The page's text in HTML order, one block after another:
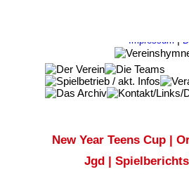
Impressum |
New Year Teens Cup|
Jgd |